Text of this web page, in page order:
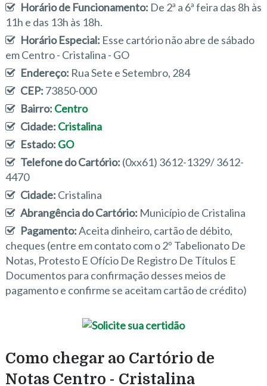
Horário de Funcionamento: De 2ª a 6ª feira das 8h às
11h e das 13h às 18h.
Horário Especial: Esse cartório não abre de sábado
em Centro - Cristalina - GO
Endereço: Rua Sete e Setembro, 284
CEP: 73850-000
Bairro: Centro
Cidade: Cristalina
Estado: GO
Telefone do Cartório: (0xx61) 3612-1329/ 3612-
4470
Cidade: Cristalina
Abrangência do Cartório: Município de Cristalina
Pagamento:Aceita dinheiro, cartão de débito,
cheques (entre em contato com o 2º Tabelionato De
Notas, Protesto E Ofício De Registro De Títulos E
Documentos para confirmação desses meios de
pagamento e confirme se aceitam cartão de crédito)
Como chegar ao Cartório de
Notas Centro - Cristalina